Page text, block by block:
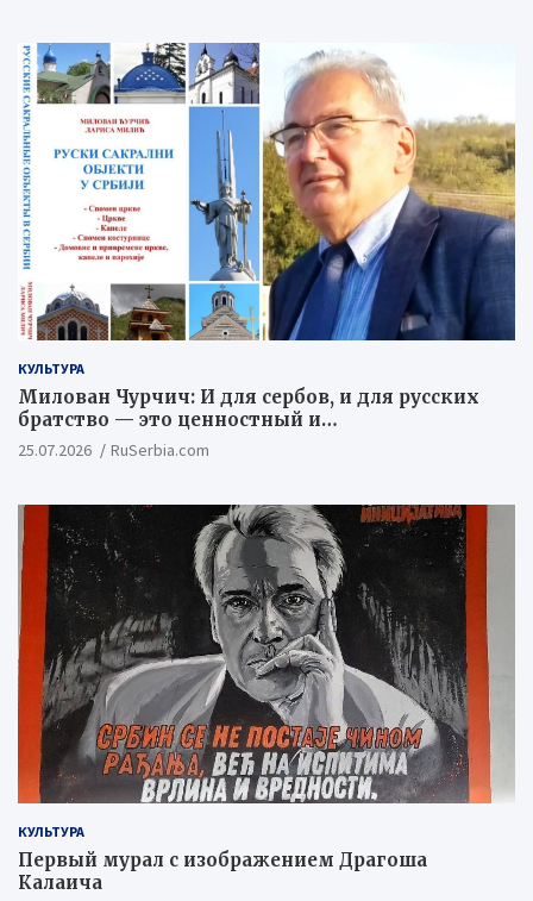
КУЛЬТУРА
Милован Чурчич: И для сербов, и для русских
братство — это ценностный и
цивилизационный концепт
25.07.2026 RuSerbia.com
КУЛЬТУРА
Первый мурал с изображением Драгоша
Калаича